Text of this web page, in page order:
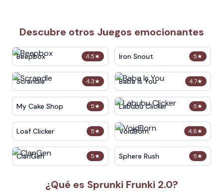
Descubre otros Juegos emocionantes
4.5★
Beepbox 5★
Iron Snout
4.3★
Scrandle 4.7★
Baba Is You
5★
My Cake Shop 5★
Labubu Clicker
5★
Loaf Clicker 4.6★
VoidBorn
5★
ClanGen 5★
Sphere Rush
¿Qué es Sprunki Frunki 2.0?